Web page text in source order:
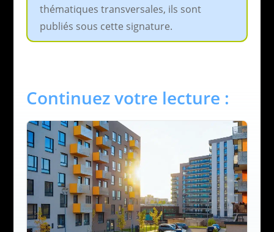
thématiques transversales, ils sont
publiés sous cette signature.
Continuez votre lecture :